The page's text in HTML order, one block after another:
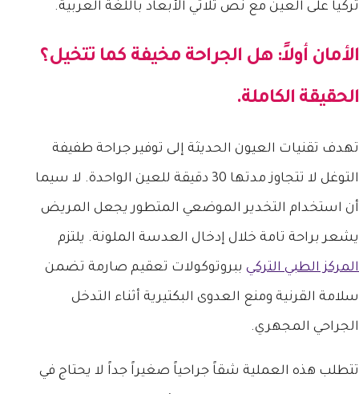
الأمان أولاً: هل الجراحة مخيفة كما تتخيل؟
الحقيقة الكاملة.
تهدف تقنيات العيون الحديثة إلى توفير جراحة طفيفة
التوغل لا تتجاوز مدتها 30 دقيقة للعين الواحدة. لا سيما
أن استخدام التخدير الموضعي المتطور يجعل المريض
يشعر براحة تامة خلال إدخال العدسة الملونة. يلتزم
المركز الطبي التركي ببروتوكولات تعقيم صارمة تضمن
سلامة القرنية ومنع العدوى البكتيرية أثناء التدخل
الجراحي المجهري.
تتطلب هذه العملية شقاً جراحياً صغيراً جداً لا يحتاج في